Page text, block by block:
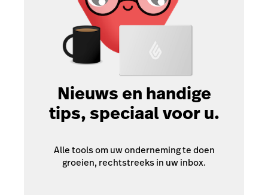
Nieuws en handige
tips, speciaal voor u.
Alle tools om uw onderneming te doen
groeien, rechtstreeks in uw inbox.